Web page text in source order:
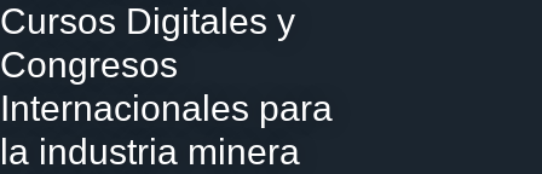
Cursos Digitales y
Congresos
Internacionales para
la industria minera